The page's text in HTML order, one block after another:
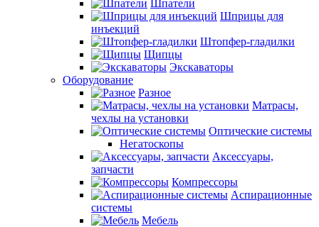
Шпатели
Шприцы для
инъекций
Штопфер-гладилки
Щипцы
Экскаваторы
Оборудование
Разное
Матрасы,
чехлы на установки
Оптические системы
Негатоскопы
Аксессуары,
запчасти
Компрессоры
Аспирационные
системы
Мебель